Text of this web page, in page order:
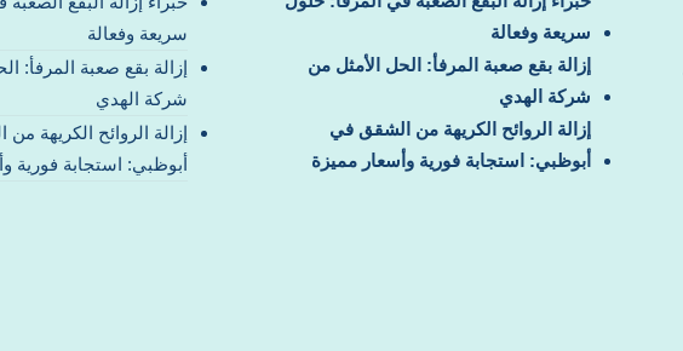
سريعة وفعالة
إزالة بقع صعبة المرفأ: الحل الأمثل من
شركة الهدي
إزالة الروائح الكريهة من الشقق في
أبوظبي: استجابة فورية وأسعار مميزة
سريعة وفعالة
إزالة بقع صعبة المرفأ:
شركة الهدي
إزالة الروائح الكريهة
أبوظبي: استجابة فورية